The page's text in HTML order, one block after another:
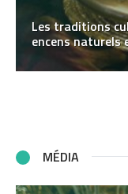
Les traditions
encens naturels
MÉDIA